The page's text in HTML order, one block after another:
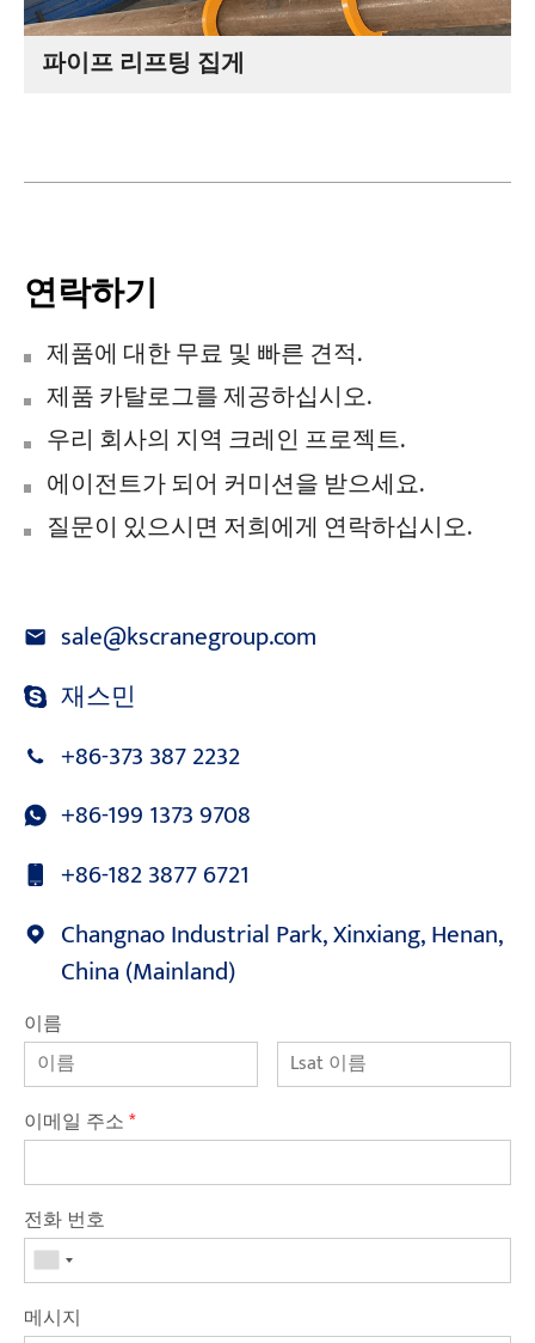
파이프 리프팅 집게
연락하기
제품에 대한 무료 및 빠른 견적.
제품 카탈로그를 제공하십시오.
우리 회사의 지역 크레인 프로젝트.
에이전트가 되어 커미션을 받으세요.
질문이 있으시면 저희에게 연락하십시오.
sale@kscranegroup.com
재스민
+86-373 387 2232
+86-199 1373 9708
+86-182 3877 6721
Changnao Industrial Park, Xinxiang, Henan,
China (Mainland)
이름
이메일 주소*
전화 번호
메시지